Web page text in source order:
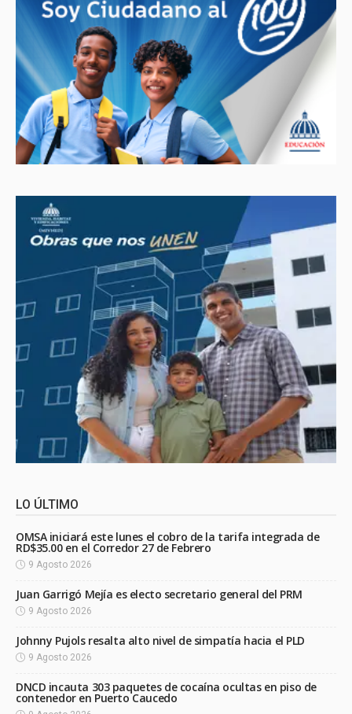
LO ÚLTIMO
OMSA iniciará este lunes el cobro de la tarifa integrada de
RD$35.00 en el Corredor 27 de Febrero
9 Agosto 2026
Juan Garrigó Mejía es electo secretario general del PRM
9 Agosto 2026
Johnny Pujols resalta alto nivel de simpatía hacia el PLD
9 Agosto 2026
DNCD incauta 303 paquetes de cocaína ocultas en piso de
contenedor en Puerto Caucedo